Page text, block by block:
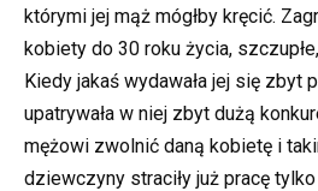
którymi jej mąż mógłby kręcić.
kobiety do 30 roku życia,
Kiedy jakaś wydawała jej się zbyt
upatrywała w niej zbyt dużą
mężowi zwolnić daną kobietę i
dziewczyny straciły już pracę